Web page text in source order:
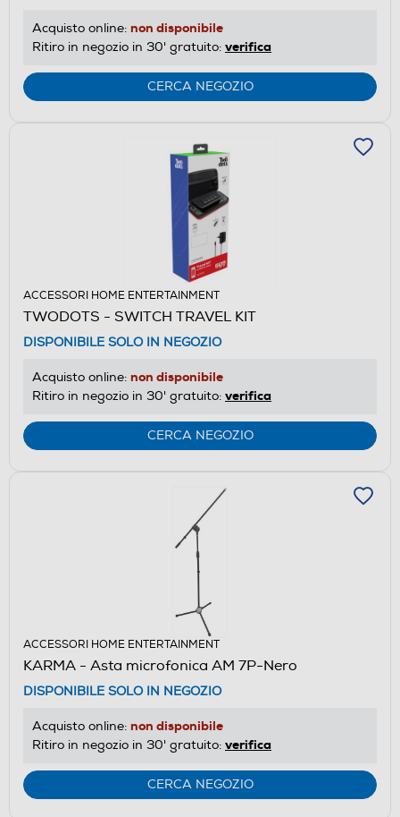
Acquisto online: non disponibile
Ritiro in negozio in 30' gratuito: verifica
CERCA NEGOZIO
ACCESSORI HOME ENTERTAINMENT
TWODOTS - SWITCH TRAVEL KIT
DISPONIBILE SOLO IN NEGOZIO
Acquisto online: non disponibile
Ritiro in negozio in 30' gratuito: verifica
CERCA NEGOZIO
ACCESSORI HOME ENTERTAINMENT
KARMA - Asta microfonica AM 7P-Nero
DISPONIBILE SOLO IN NEGOZIO
Acquisto online: non disponibile
Ritiro in negozio in 30' gratuito: verifica
CERCA NEGOZIO